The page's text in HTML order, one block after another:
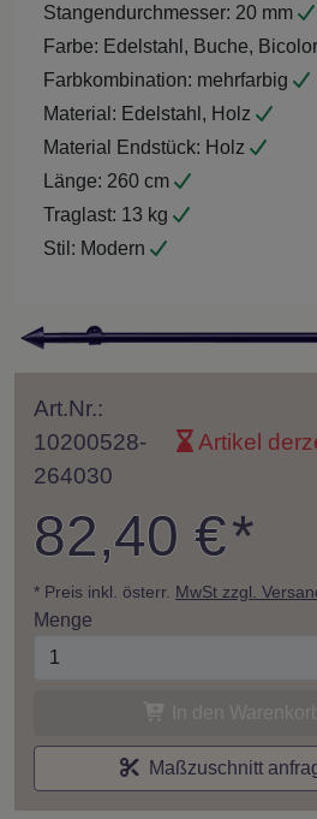
Stangendurchmesser: 20 mm
Farbe: Edelstahl, Buche, Bicolor
Farbkombination: mehrfarbig
Material: Edelstahl, Holz
Material Endstück: Holz
Länge: 260 cm
Traglast: 13 kg
Stil: Modern
Art.Nr.:
10200528-
264030
Artikel
82,40 €*
* Preis inkl. österr. MwSt zzgl.
Menge
Maßzuschnitt